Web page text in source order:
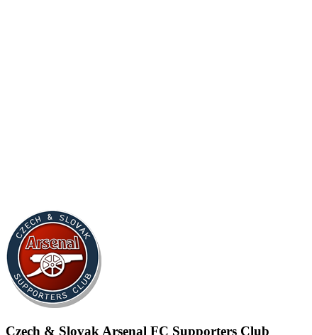
Czech & Slovak Arsenal FC Supporters Club